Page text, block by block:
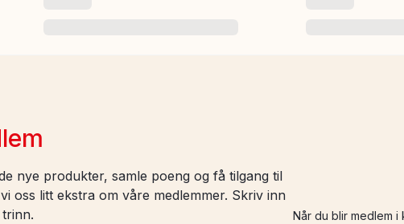
nye produkter, samle poeng og få tilgang til
oss litt ekstra om våre medlemmer. Skriv inn
Når du blir medlem